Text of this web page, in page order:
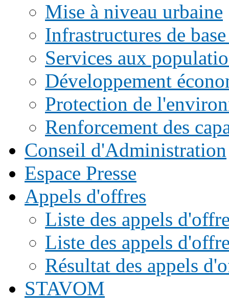
Mise à niveau urbaine
Infrastructures de
Services aux
Développement
Protection de
Renforcement des
Conseil d'Administration
Espace Presse
Appels d'offres
Liste des appels
Liste des appels
Résultat des appels
STAVOM